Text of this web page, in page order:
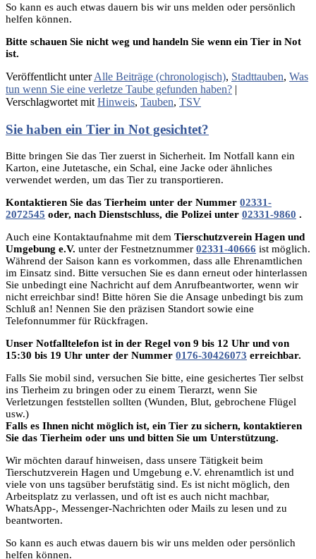
So kann es auch etwas dauern bis wir uns melden oder persönlich
helfen können.
Bitte schauen Sie nicht weg und handeln Sie wenn ein Tier in Not
ist.
Veröffentlicht unter Alle Beiträge (chronologisch), Stadttauben, Was
tun wenn Sie eine verletze Taube gefunden haben? |
Verschlagwortet mit Hinweis, Tauben, TSV
Sie haben ein Tier in Not gesichtet?
Bitte bringen Sie das Tier zuerst in Sicherheit. Im Notfall kann ein
Karton, eine Jutetasche, ein Schal, eine Jacke oder ähnliches
verwendet werden, um das Tier zu transportieren.
Kontaktieren Sie das Tierheim unter der Nummer 02331-
2072545 oder, nach Dienstschluss, die Polizei unter 02331-9860 .
Auch eine Kontaktaufnahme mit dem Tierschutzverein Hagen und
Umgebung e.V. unter der Festnetznummer 02331-40666 ist möglich.
Während der Saison kann es vorkommen, dass alle Ehrenamtlichen
im Einsatz sind. Bitte versuchen Sie es dann erneut oder hinterlassen
Sie unbedingt eine Nachricht auf dem Anrufbeantworter, wenn wir
nicht erreichbar sind! Bitte hören Sie die Ansage unbedingt bis zum
Schluß an! Nennen Sie den präzisen Standort sowie eine
Telefonnummer für Rückfragen.
Unser Notfalltelefon ist in der Regel von 9 bis 12 Uhr und von
15:30 bis 19 Uhr unter der Nummer 0176-30426073 erreichbar.
Falls Sie mobil sind, versuchen Sie bitte, eine gesichertes Tier selbst
ins Tierheim zu bringen oder zu einem Tierarzt, wenn Sie
Verletzungen feststellen sollten (Wunden, Blut, gebrochene Flügel
usw.)
Falls es Ihnen nicht möglich ist, ein Tier zu sichern, kontaktieren
Sie das Tierheim oder uns und bitten Sie um Unterstützung.
Wir möchten darauf hinweisen, dass unsere Tätigkeit beim
Tierschutzverein Hagen und Umgebung e.V. ehrenamtlich ist und
viele von uns tagsüber berufstätig sind. Es ist nicht möglich, den
Arbeitsplatz zu verlassen, und oft ist es auch nicht machbar,
WhatsApp-, Messenger-Nachrichten oder Mails zu lesen und zu
beantworten.
So kann es auch etwas dauern bis wir uns melden oder persönlich
helfen können.